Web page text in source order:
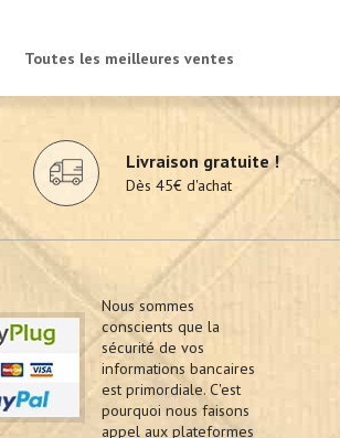
Toutes les meilleures ventes
Livraison gratuite !
Dès 45€ d'achat
Nous sommes
conscients que la
sécurité de vos
informations bancaires
est primordiale. C'est
pourquoi nous faisons
appel aux plateformes